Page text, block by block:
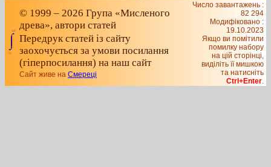
© 1999 – 2026 Група «Мисленого
древа», автори статей
Передрук статей із сайту
заохочується за умови посилання
(гіперпосилання) на наш сайт
Сайт живе на Смереці
Число завантажень :
82 294
Модифіковано :
19.10.2023
Якщо ви помітили
помилку набору
на цiй сторiнцi,
видiлiть її мишкою
та натисніть
Ctrl+Enter.